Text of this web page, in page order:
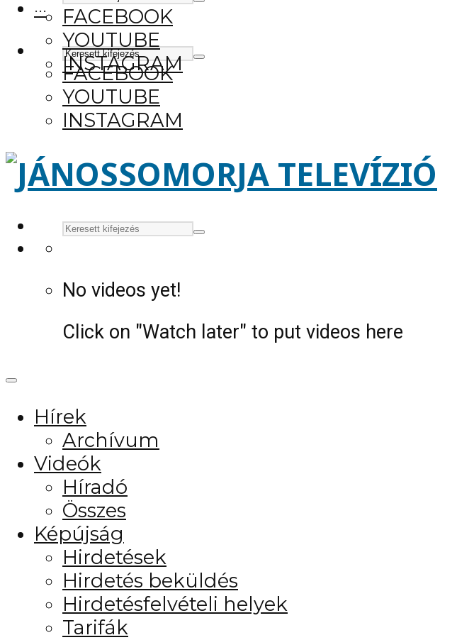
FACEBOOK
YOUTUBE
INSTAGRAM
···
FACEBOOK
YOUTUBE
INSTAGRAM
No videos yet!
Click on "Watch later" to put videos here
Hírek
Archívum
Videók
Híradó
Összes
Képújság
Hirdetések
Hirdetés beküldés
Hirdetésfelvételi helyek
Tarifák